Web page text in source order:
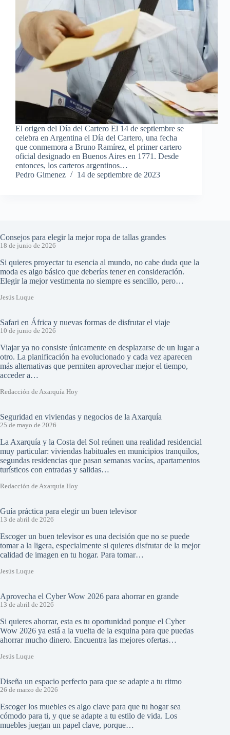
El origen del Día del Cartero El 14 de septiembre se
celebra en Argentina el Día del Cartero, una fecha
que conmemora a Bruno Ramírez, el primer cartero
oficial designado en Buenos Aires en 1771. Desde
entonces, los carteros argentinos…
Pedro Gimenez
14 de septiembre de 2023
Consejos para elegir la mejor ropa de tallas grandes
18 de junio de 2026
Si quieres proyectar tu esencia al mundo, no cabe duda que la
moda es algo básico que deberías tener en consideración.
Elegir la mejor vestimenta no siempre es sencillo, pero…
Jesús Luque
Safari en África y nuevas formas de disfrutar el viaje
10 de junio de 2026
Viajar ya no consiste únicamente en desplazarse de un lugar a
otro. La planificación ha evolucionado y cada vez aparecen
más alternativas que permiten aprovechar mejor el tiempo,
acceder a…
Redacción de Axarquía Hoy
Seguridad en viviendas y negocios de la Axarquía
25 de mayo de 2026
La Axarquía y la Costa del Sol reúnen una realidad residencial
muy particular: viviendas habituales en municipios tranquilos,
segundas residencias que pasan semanas vacías, apartamentos
turísticos con entradas y salidas…
Redacción de Axarquía Hoy
Guía práctica para elegir un buen televisor
13 de abril de 2026
Escoger un buen televisor es una decisión que no se puede
tomar a la ligera, especialmente si quieres disfrutar de la mejor
calidad de imagen en tu hogar. Para tomar…
Jesús Luque
Aprovecha el Cyber Wow 2026 para ahorrar en grande
13 de abril de 2026
Si quieres ahorrar, esta es tu oportunidad porque el Cyber
Wow 2026 ya está a la vuelta de la esquina para que puedas
ahorrar mucho dinero. Encuentra las mejores ofertas…
Jesús Luque
Diseña un espacio perfecto para que se adapte a tu ritmo
26 de marzo de 2026
Escoger los muebles es algo clave para que tu hogar sea
cómodo para ti, y que se adapte a tu estilo de vida. Los
muebles juegan un papel clave, porque…